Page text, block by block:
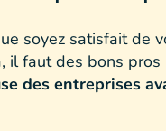
soyez satisfait de
il faut des bons pros
des entreprises